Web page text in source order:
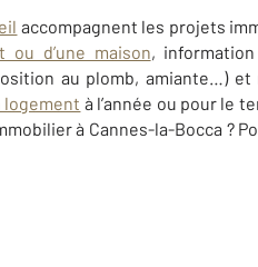
accompagnent les projets
ou d’une maison,
au plomb, amiante…) et
logement à l’année ou pour le
à Cannes-la-Bocca ?